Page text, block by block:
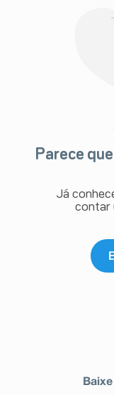
Parece
Já
contar